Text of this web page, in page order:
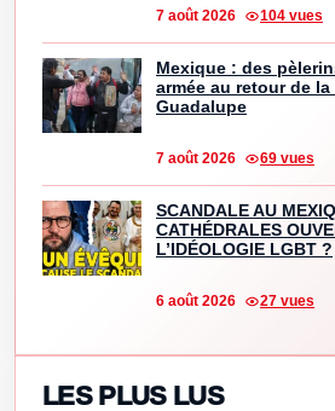
7 août 2026 104 vues
Mexique : des
armée au retour de
Guadalupe
7 août 2026 69 vues
SCANDALE AU
CATHÉDRALES
L’IDÉOLOGIE LGBT ?
6 août 2026 27 vues
LES PLUS LUS